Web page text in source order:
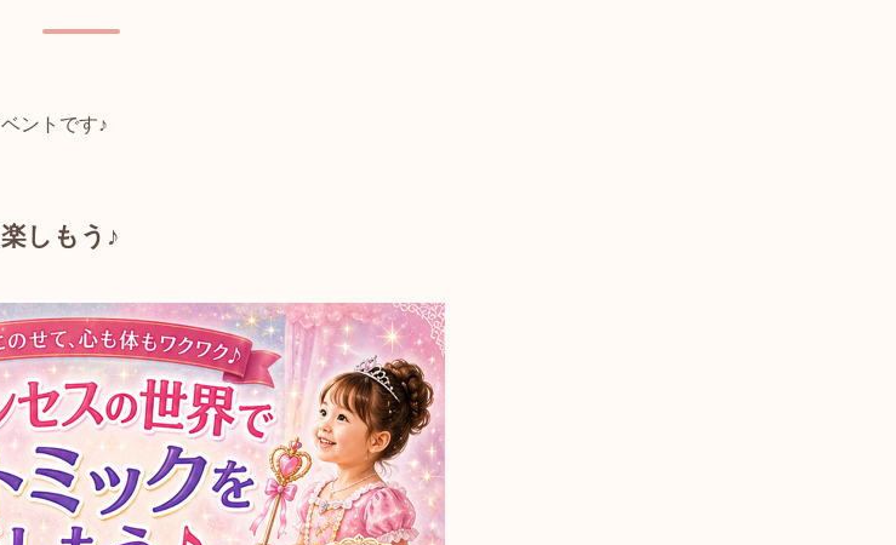
ントです♪
しもう♪